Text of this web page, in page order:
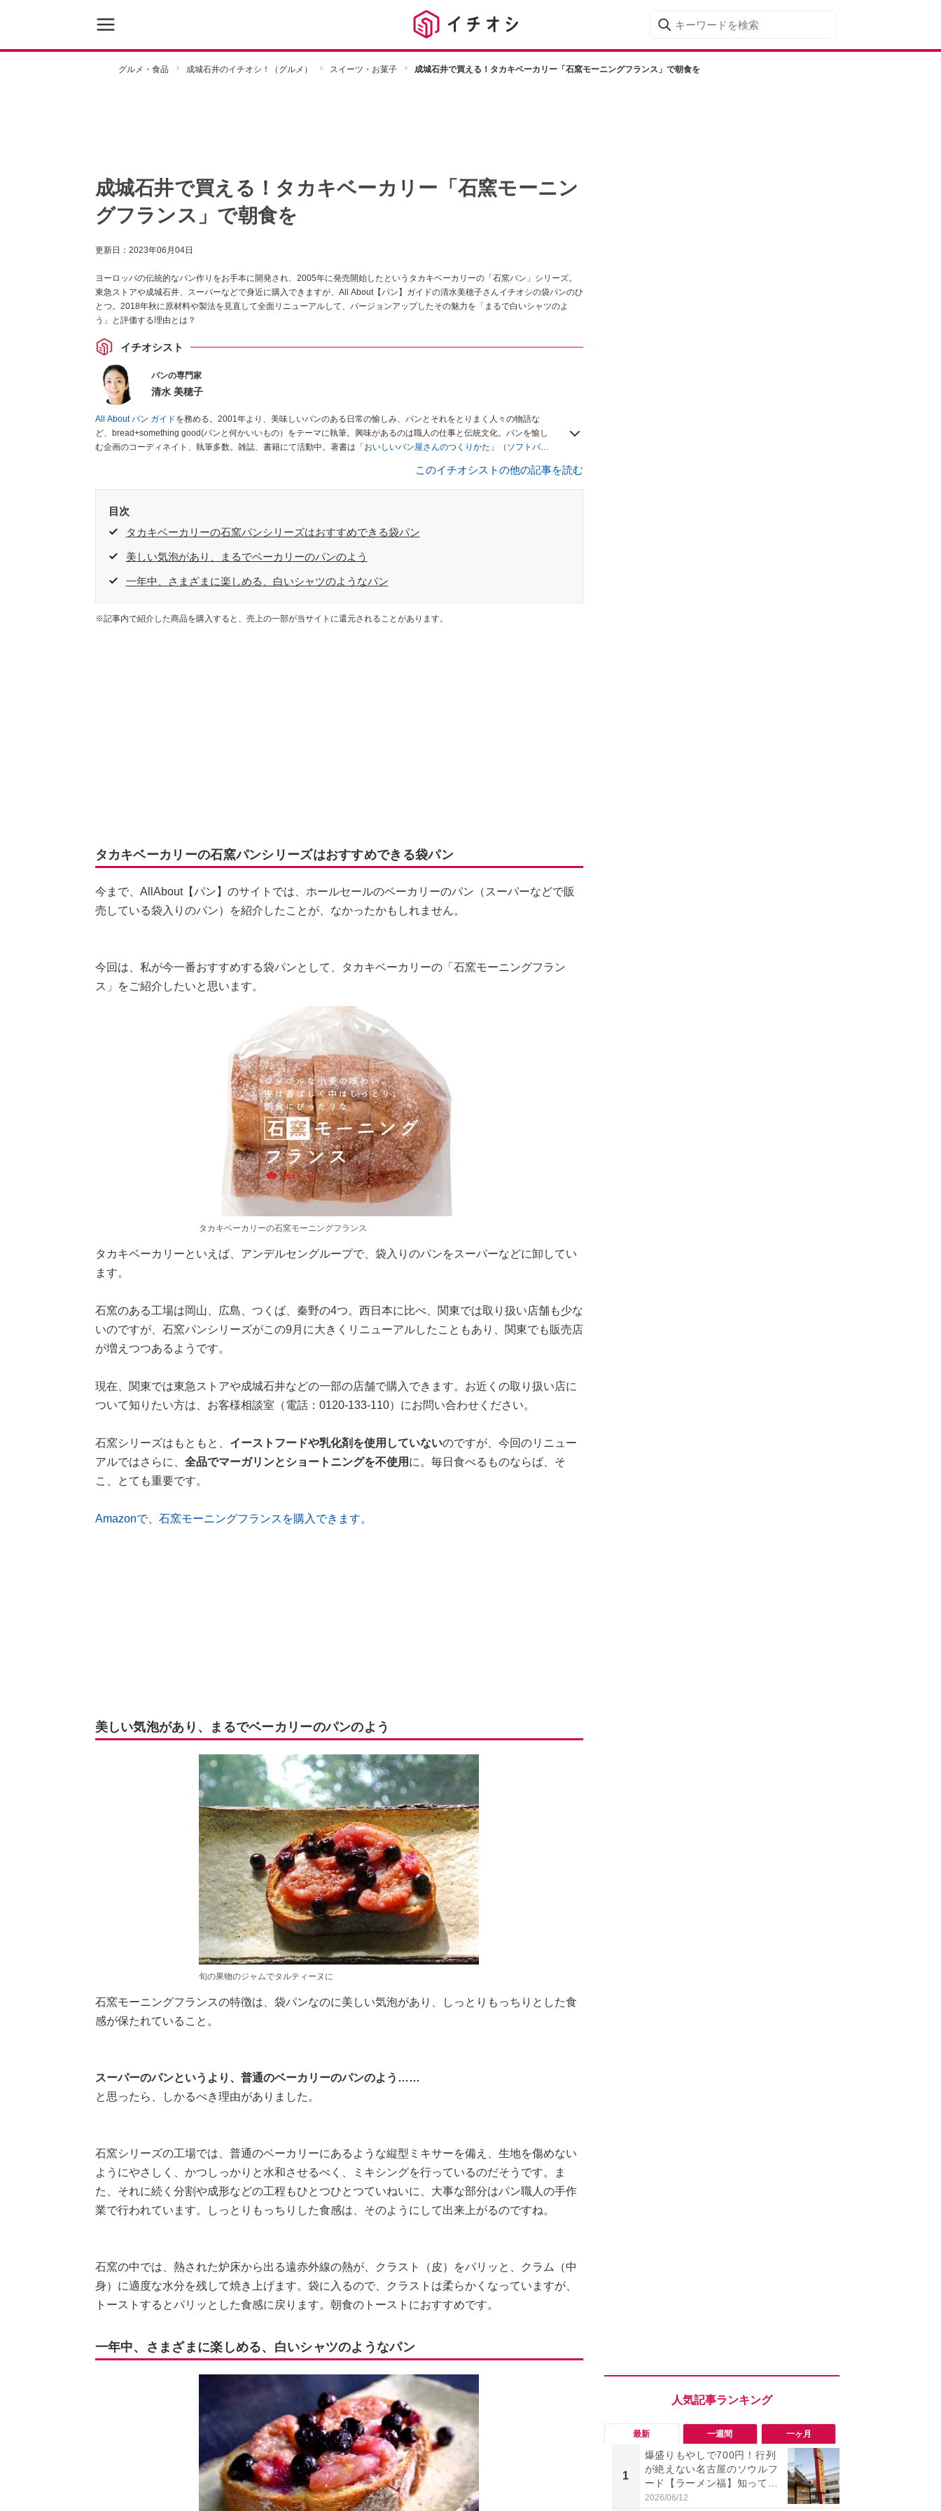
グルメ・食品 成城石井のイチオシ！（グルメ） スイーツ・お菓子 成城石井で買える！タカキベーカリー「石窯モーニングフランス」で朝食を
成城石井で買える！タカキベーカリー「石窯モーニン
グフランス」で朝食を
更新日： 2023年06月04日
ヨーロッパの伝統的なパン作りをお手本に開発され、2005年に発売開始したというタカキベーカリーの「石窯パン」シリーズ。
東急ストアや成城石井、スーパーなどで身近に購入できますが、All About【パン】ガイドの清水美穂子さんイチオシの袋パンのひ
とつ。2018年秋に原材料や製法を見直して全面リニューアルして、バージョンアップしたその魅力を「まるで白いシャツのよ
う」と評価する理由とは？
イチオシスト
パンの専門家
清水 美穂子
All About パン ガイドを務める。2001年より、美味しいパンのある日常の愉しみ、パンとそれをとりまく人々の物語な
ど、bread+something good(パンと何かいいもの）をテーマに執筆。興味があるのは職人の仕事と伝統文化。パンを愉し
む企画のコーディネイト、執筆多数。雑誌、書籍にて活動中。著書は 「おいしいパン屋さんのつくりかた」（ソフトバン
このイチオシストの他の記事を読む
目次
タカキベーカリーの石窯パンシリーズはおすすめできる袋パン
美しい気泡があり、まるでベーカリーのパンのよう
一年中、さまざまに楽しめる、白いシャツのようなパン
※記事内で紹介した商品を購入すると、売上の一部が当サイトに還元されることがあります。
タカキベーカリーの石窯パンシリーズはおすすめできる袋パン
今まで、AllAbout【パン】のサイトでは、ホールセールのベーカリーのパン（スーパーなどで販
売している袋入りのパン）を紹介したことが、なかったかもしれません。
今回は、私が今一番おすすめする袋パンとして、タカキベーカリーの「石窯モーニングフラン
ス」をご紹介したいと思います。
タカキベーカリーの石窯モーニングフランス
タカキベーカリーといえば、アンデルセングループで、袋入りのパンをスーパーなどに卸してい
ます。
石窯のある工場は岡山、広島、つくば、秦野の4つ。西日本に比べ、関東では取り扱い店舗も少な
いのですが、石窯パンシリーズがこの9月に大きくリニューアルしたこともあり、関東でも販売店
が増えつつあるようです。
現在、関東では東急ストアや成城石井などの一部の店舗で購入できます。お近くの取り扱い店に
ついて知りたい方は、お客様相談室（電話：0120-133-110）にお問い合わせください。
石窯シリーズはもともと、 イーストフードや乳化剤を使用していないのですが、今回のリニュー
アルではさらに、 全品でマーガリンとショートニングを不使用 に。毎日食べるものならば、そ
こ、とても重要です。
Amazonで、石窯モーニングフランスを購入できます。
美しい気泡があり、まるでベーカリーのパンのよう
旬の果物のジャムでタルティーヌに
石窯モーニングフランスの特徴は、袋パンなのに美しい気泡があり、しっとりもっちりとした食
感が保たれていること。
スーパーのパンというより、普通のベーカリーのパンのよう……
と思ったら、しかるべき理由がありました。
石窯シリーズの工場では、普通のベーカリーにあるような縦型ミキサーを備え、生地を傷めない
ようにやさしく、かつしっかりと水和させるべく、ミキシングを行っているのだそうです。ま
た、それに続く分割や成形などの工程もひとつひとつていねいに、大事な部分はパン職人の手作
業で行われています。しっとりもっちりした食感は、そのようにして出来上がるのですね。
石窯の中では、熱された炉床から出る遠赤外線の熱が、クラスト（皮）をパリッと、クラム（中
身）に適度な水分を残して焼き上げます。袋に入るので、クラストは柔らかくなっていますが、
トーストするとパリッとした食感に戻ります。朝食のトーストにおすすめです。
一年中、さまざまに楽しめる、白いシャツのようなパン
最新 一週間 一ヶ月
1
爆盛りもやしで700円！行列
が絶えない名古屋のソウルフ
ード【ラーメン福】知って
る？
2026/06/12